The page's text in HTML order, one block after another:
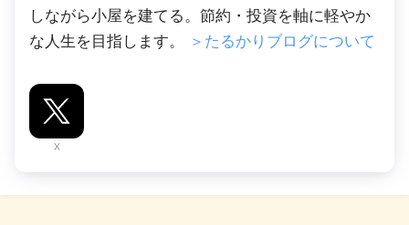
しながら小屋を建てる。節約・投資を軸に軽やか
な人生を目指します。
＞たるかりブログについて
X